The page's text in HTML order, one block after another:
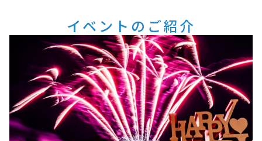
イベントのご紹介